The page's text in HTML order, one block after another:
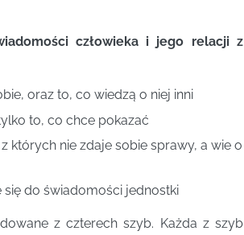
człowieka i jego relacji z
oraz to, co wiedzą o niej inni
to, co chce pokazać
których nie zdaje sobie sprawy, a wie o
się do świadomości jednostki
z czterech szyb. Każda z szyb